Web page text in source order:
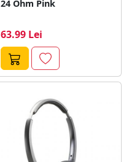
24 Ohm Pink
63.99 Lei